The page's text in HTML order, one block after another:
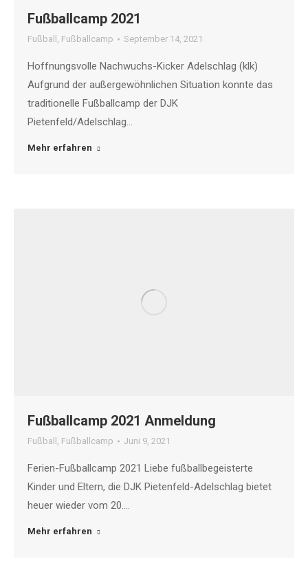
Fußballcamp 2021
Fußball , Fußballcamp September 14, 2021
Hoffnungsvolle Nachwuchs-Kicker Adelschlag (klk)
Aufgrund der außergewöhnlichen Situation konnte das
traditionelle Fußballcamp der DJK
Pietenfeld/Adelschlag…
Mehr erfahren
Fußballcamp 2021 Anmeldung
Fußball , Fußballcamp Juni 9, 2021
Ferien-Fußballcamp 2021 Liebe fußballbegeisterte
Kinder und Eltern, die DJK Pietenfeld-Adelschlag bietet
heuer wieder vom 20.…
Mehr erfahren